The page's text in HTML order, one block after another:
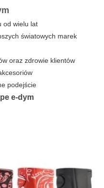
od wielu lat
światowych marek
oraz zdrowie klientów
podejście
e-dym